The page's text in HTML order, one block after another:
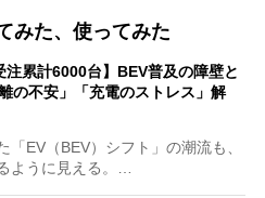
みた、使ってみた
注累計6000台】BEV普及の障壁と
の不安」「充電のストレス」解
EV（BEV）シフト」の潮流も、
ように見える。…